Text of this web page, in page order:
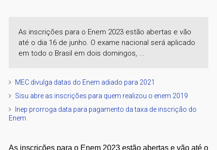
As inscrições para o Enem 2023 estão abertas e vão
até o dia 16 de junho. O exame nacional será aplicado
em todo o Brasil em dois domingos, ...
MEC divulga datas do Enem adiado para 2021
Sisu abre as inscrições para quem realizou o enem 2019
Inep prorroga data para pagamento da taxa de inscrição do
Enem
As inscrições para o Enem 2023 estão abertas e vão até o